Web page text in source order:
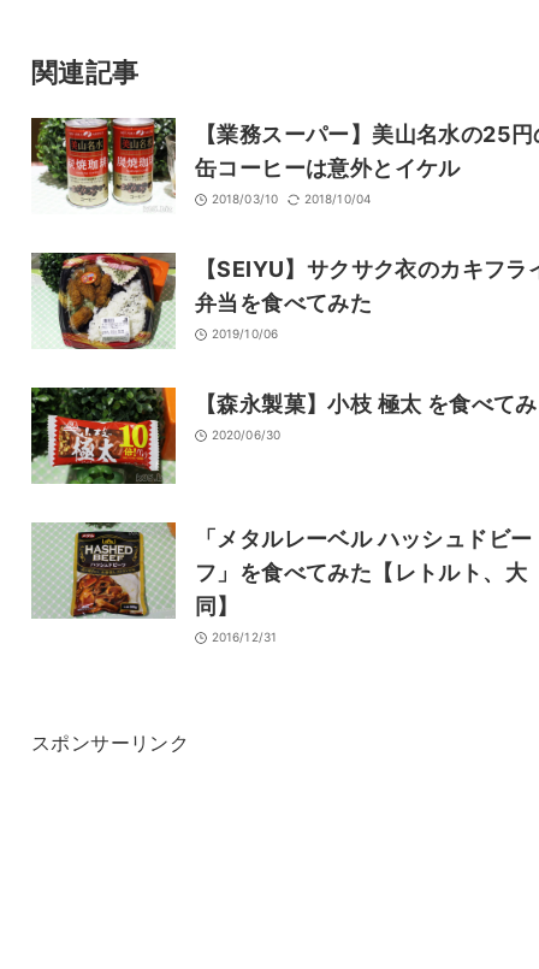
サイト
関連記事
【業務スーパー】美山名水の25円
缶コーヒーは意外とイケル
2018/03/10 2018/10/04
【SEIYU】サクサク衣のカキフラ
弁当を食べてみた
2019/10/06
【森永製菓】小枝 極太 を食べて
2020/06/30
「メタルレーベル ハッシュドビー
フ」を食べてみた【レトルト、大
同】
2016/12/31
スポンサーリンク